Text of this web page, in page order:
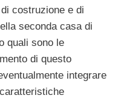
costruzione e di
seconda casa di
quali sono le
di questo
integrare